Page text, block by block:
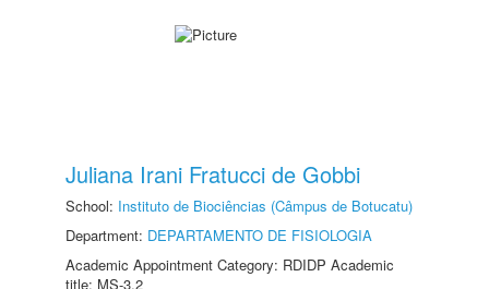
Juliana Irani Fratucci de Gobbi
School: Instituto de Biociências (Câmpus de Botucatu)
Department: DEPARTAMENTO DE FISIOLOGIA
Academic Appointment Category: RDIDP Academic
title: MS-3.2